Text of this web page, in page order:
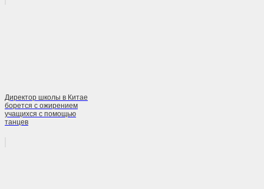
Директор школы в Китае
борется с ожирением
учащихся с помощью
танцев